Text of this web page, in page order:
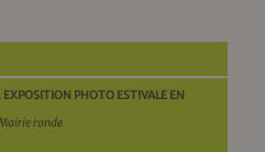
EXPOSITION PHOTO ESTIVALE EN
ronde